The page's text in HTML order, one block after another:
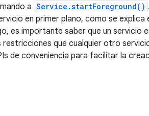
a Service.startForeground()
en primer plano, como se explica
es importante saber que un servicio
que cualquier otro
de conveniencia para facilitar la